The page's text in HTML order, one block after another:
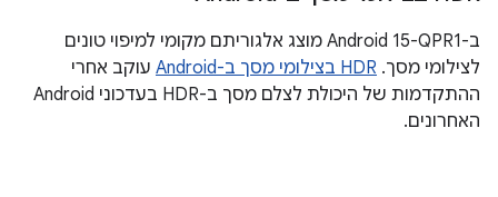
ב-Android 15-QPR1 מוצג אלגוריתם מקומי למיפוי טונים
לצילומי מסך. HDR בצילומי מסך ב-Android
עוקב אחרי
ההתקדמות של היכולת לצלם מסך ב-HDR בעדכוני Android
האחרונים.